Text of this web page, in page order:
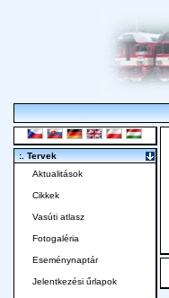
:. Tervek
Aktualitások
Cikkek
Vasúti atlasz
Fotogaléria
Eseménynaptár
Jelentkezési űrlapok